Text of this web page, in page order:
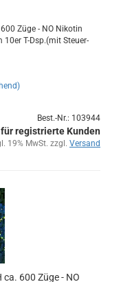
600 Züge - NO Ni­ko­tin
10er T-Dsp.(mit Steu­er­
Best.-Nr.: 103944
registrierte Kunden
19% MwSt. zzgl. Versand
ca. 600 Züge - NO